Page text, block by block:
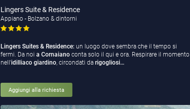
Lingers Suite & Residence
Appiano - Bolzano & dintorni
Lingers Suites & Residence:un luogo dove sembra che il tempo si
fermi. Da noi a Cornaianoconta solo il qui e ora. Respirare il momento
nell'idilliaco giardino, circondati da rigogliosi…
Aggiungi alla richiesta